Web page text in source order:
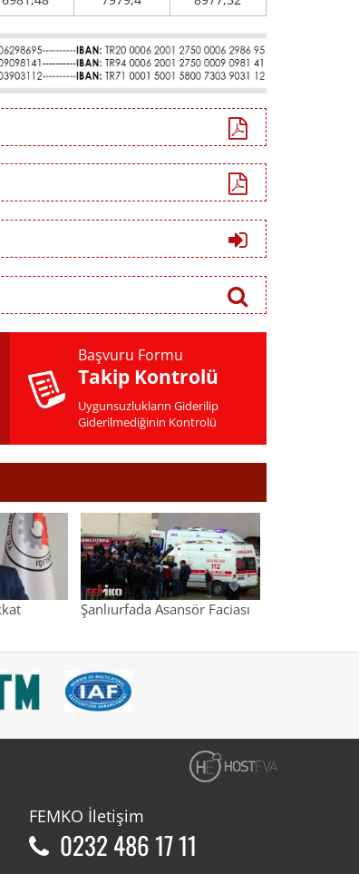
Başvuru Formu
Takip Kontrolü
Uygunsuzlukların Giderilip
Giderilmediğinin Kontrolü
Şanlıurfada Asansör Faciası
FEMKO İletişim
0232 486 17 11